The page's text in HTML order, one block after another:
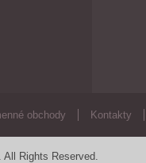
obchody Kontakty
Rights Reserved.